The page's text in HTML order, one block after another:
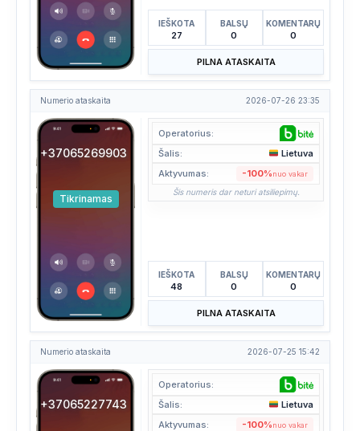
IEŠKOTA
27
BALSŲ
0
KOMENTARŲ
0
PILNA ATASKAITA
Numerio ataskaita 2026-07-26 23:35
+37065269903
Tikrinamas
Operatorius:
Šalis:
Lietuva
Aktyvumas:
-100%nuo vakar
Šis numeris dar neturi atsiliepimų.
IEŠKOTA
48
BALSŲ
0
KOMENTARŲ
0
PILNA ATASKAITA
Numerio ataskaita 2026-07-25 15:42
+37065227743
Operatorius:
Šalis:
Lietuva
Aktyvumas:
-100%nuo vakar